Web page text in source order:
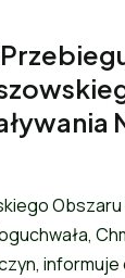
Obszaru